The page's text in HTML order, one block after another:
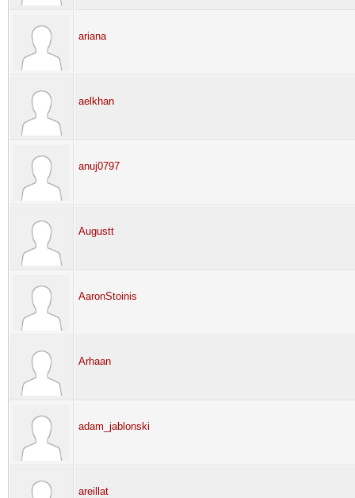
ariana
aelkhan
anuj0797
Augustt
AaronStoinis
Arhaan
adam_jablonski
areillat